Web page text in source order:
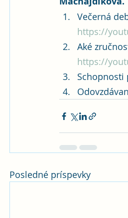
Večerná
https://
Aké
https://
Schopnosti
Posledné príspevky